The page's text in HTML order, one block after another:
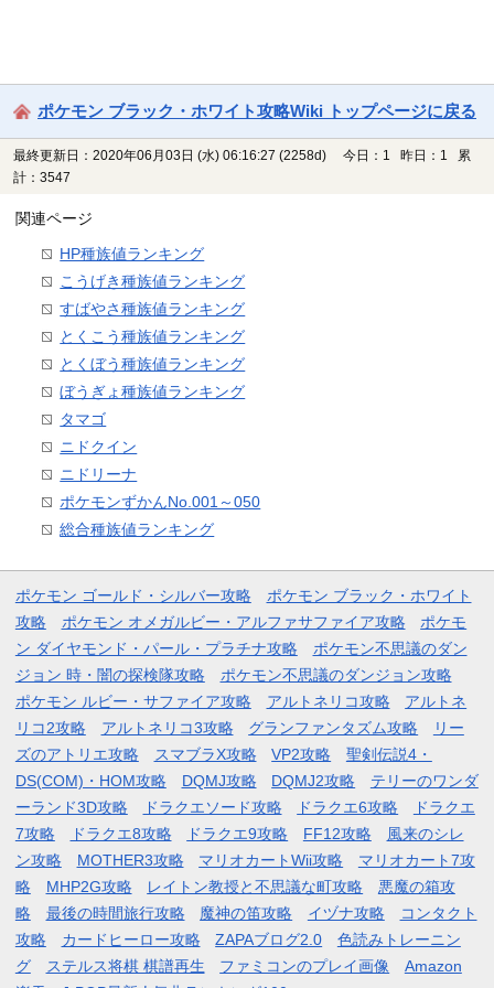
ポケモン ブラック・ホワイト攻略Wiki トップページに戻る
最終更新日：2020年06月03日 (水) 06:16:27 (2258d)
今日：1 昨日：1 累
計：3547
関連ページ
HP種族値ランキング
こうげき種族値ランキング
すばやさ種族値ランキング
とくこう種族値ランキング
とくぼう種族値ランキング
ぼうぎょ種族値ランキング
タマゴ
ニドクイン
ニドリーナ
ポケモンずかんNo.001～050
総合種族値ランキング
ポケモン ゴールド・シルバー攻略
ポケモン ブラック・ホワイト
攻略
ポケモン オメガルビー・アルファサファイア攻略
ポケモ
ン ダイヤモンド・パール・プラチナ攻略
ポケモン不思議のダン
ジョン 時・闇の探検隊攻略
ポケモン不思議のダンジョン攻略
ポケモン ルビー・サファイア攻略
アルトネリコ攻略
アルトネ
リコ2攻略
アルトネリコ3攻略 グランファンタズム攻略
リー
ズのアトリエ攻略
スマブラX攻略 VP2攻略
聖剣伝説4・
DS(COM)・HOM攻略
DQMJ攻略 DQMJ2攻略
テリーのワンダ
ーランド3D攻略
ドラクエソード攻略 ドラクエ6攻略
ドラクエ
7攻略
ドラクエ8攻略 ドラクエ9攻略 FF12攻略
風来のシレ
ン攻略
MOTHER3攻略 マリオカートWii攻略
マリオカート7攻
略
MHP2G攻略 レイトン教授と不思議な町攻略
悪魔の箱攻
略
最後の時間旅行攻略 魔神の笛攻略 イヅナ攻略
コンタクト
攻略
カードヒーロー攻略 ZAPAブログ2.0
色読みトレーニン
グ
ステルス将棋 棋譜再生 ファミコンのプレイ画像
Amazon